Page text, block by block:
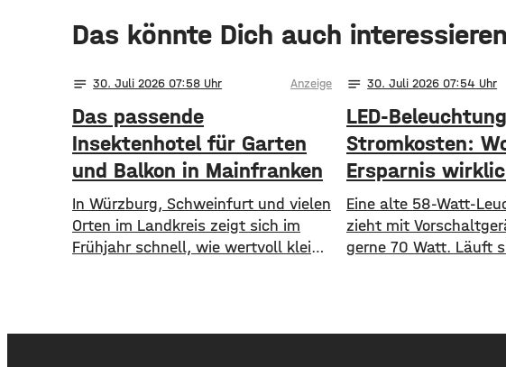
Das könnte Dich auch interessieren
notes 30. Juli 2026 07:58 Anzeige
Das passende
Insektenhotel für Garten
und Balkon in Mainfranken
In Würzburg, Schweinfurt und vielen
Orten im Landkreis zeigt sich im
Frühjahr schnell, wie wertvoll kleine
stehen viele Insektenarten unter
notes 30. Juli 2026 07:54
LED-
Stromkosten:
Ersparnis
herkommt
Eine alte 58-Watt-
zieht mit
gerne 70 Watt. Läuft
Leuchte. Bei vierzig